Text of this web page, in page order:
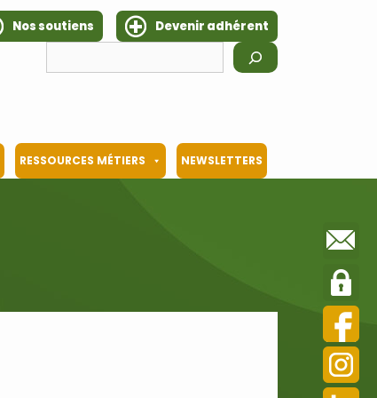
Nos soutiens
Devenir adhérent
RESSOURCES MÉTIERS NEWSLETTERS